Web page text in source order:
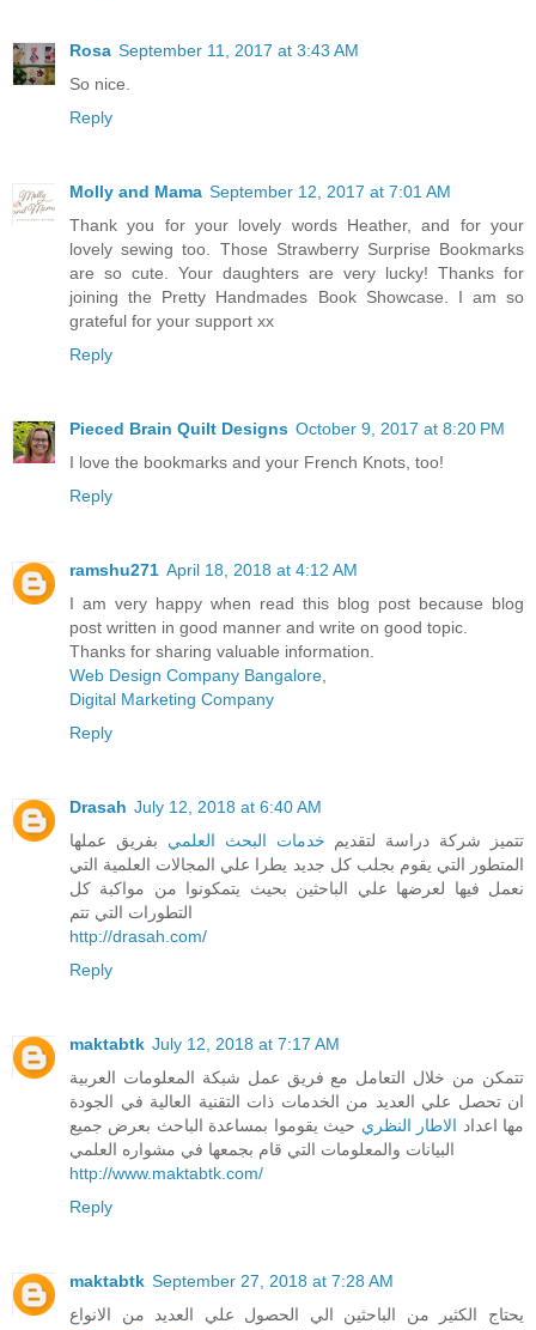
Rosa September 11, 2017 at 3:43 AM
So nice.
Reply
Molly and Mama September 12, 2017 at 7:01 AM
Thank you for your lovely words Heather, and for your
lovely sewing too. Those Strawberry Surprise Bookmarks
are so cute. Your daughters are very lucky! Thanks for
joining the Pretty Handmades Book Showcase. I am so
grateful for your support xx
Reply
Pieced Brain Quilt Designs October 9, 2017 at 8:20 PM
I love the bookmarks and your French Knots, too!
Reply
ramshu271 April 18, 2018 at 4:12 AM
I am very happy when read this blog post because blog
post written in good manner and write on good topic.
Thanks for sharing valuable information.
Web Design Company Bangalore
Digital Marketing Company
Reply
Drasah July 12, 2018 at 6:40 AM
تتميز شركة دراسة لتقديم خدمات البحث العلمي بفريق عملها
المتطور التي يقوم بجلب كل جديد يطرا علي المجالات العلمية التي
نعمل فيها لعرضها علي الباحثين بحيث يتمكونوا من مواكبة كل
التطورات التي تتم
http://drasah.com/
Reply
maktabtk July 12, 2018 at 7:17 AM
تتمكن من خلال التعامل مع فريق عمل شبكة المعلومات العربية
ان تحصل علي العديد من الخدمات ذات التقنية العالية في الجودة
مها اعداد الاطار النظري حيث يقوموا بمساعدة الباحث بعرض جميع
البيانات والمعلومات التي قام بجمعها في مشواره العلمي
http://www.maktabtk.com/
Reply
maktabtk September 27, 2018 at 7:28 AM
يحتاج الكثير من الباحثين الي الحصول علي العديد من الانواع